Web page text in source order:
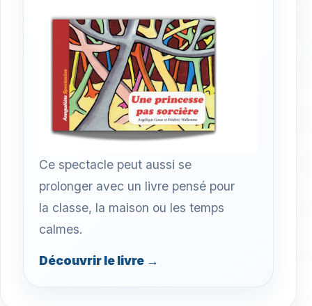
Ce spectacle peut aussi se
prolonger avec un livre pensé pour
la classe, la maison ou les temps
calmes.
Découvrir le livre →